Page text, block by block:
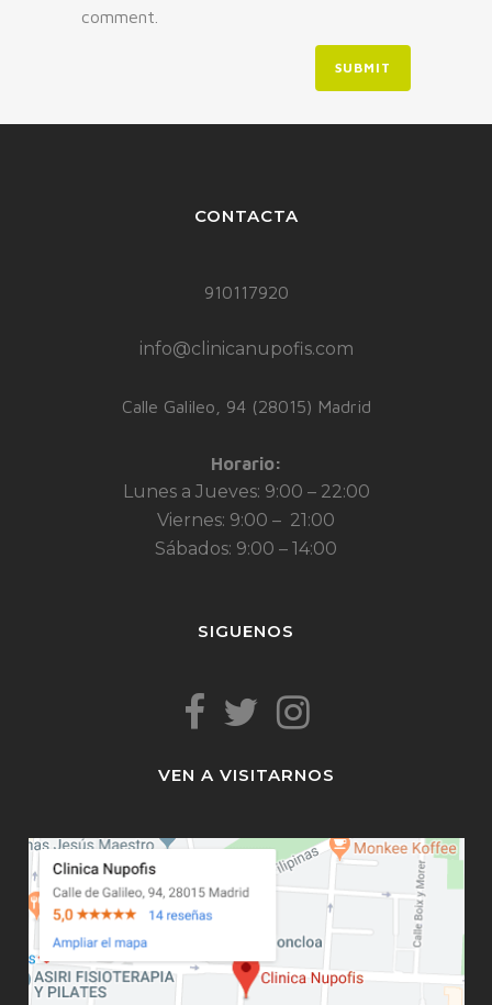
comment.
CONTACTA
910117920
info@clinicanupofis.com
Calle Galileo, 94 (28015) Madrid
Horario:
Lunes a Jueves: 9:00 – 22:00
Viernes: 9:00 – 21:00
Sábados: 9:00 – 14:00
SIGUENOS
VEN A VISITARNOS